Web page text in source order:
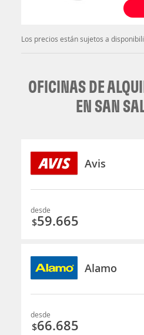
Los precios están sujetos a
OFICINAS DE
EN SAN
Avis
desde
$59.665
Alamo
desde
$66.685